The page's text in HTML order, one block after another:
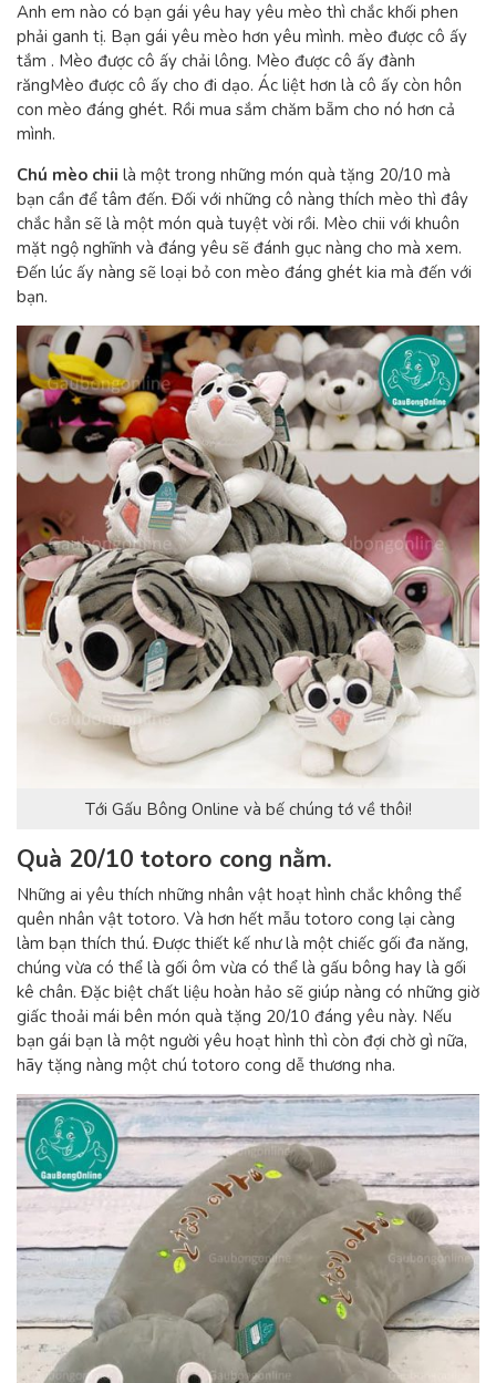
Anh em nào có bạn gái yêu hay yêu mèo thì chắc khối phen
phải ganh tị. Bạn gái yêu mèo hơn yêu mình. mèo được cô ấy
tắm . Mèo được cô ấy chải lông. Mèo được cô ấy đành
răngMèo được cô ấy cho đi dạo. Ác liệt hơn là cô ấy còn hôn
con mèo đáng ghét. Rồi mua sắm chăm bẵm cho nó hơn cả
mình.
Chú mèo chii là một trong những món quà tặng 20/10 mà
bạn cần để tâm đến. Đối với những cô nàng thích mèo thì đây
chắc hẳn sẽ là một món quà tuyệt vời rồi. Mèo chii với khuôn
mặt ngộ nghĩnh và đáng yêu sẽ đánh gục nàng cho mà xem.
Đến lúc ấy nàng sẽ loại bỏ con mèo đáng ghét kia mà đến với
bạn.
Tới Gấu Bông Online và bế chúng tớ về thôi!
Quà 20/10 totoro cong nằm.
Những ai yêu thích những nhân vật hoạt hình chắc không thể
quên nhân vật totoro. Và hơn hết mẫu totoro cong lại càng
làm bạn thích thú. Được thiết kế như là một chiếc gối đa năng,
chúng vừa có thể là gối ôm vừa có thể là gấu bông hay là gối
kê chân. Đặc biệt chất liệu hoàn hảo sẽ giúp nàng có những giờ
giấc thoải mái bên món quà tặng 20/10 đáng yêu này. Nếu
bạn gái bạn là một người yêu hoạt hình thì còn đợi chờ gì nữa,
hãy tặng nàng một chú totoro cong dễ thương nha.